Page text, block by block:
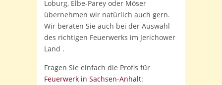
Loburg, Elbe-Parey oder Möser
übernehmen wir natürlich auch gern.
Wir beraten Sie auch bei der Auswahl
des richtigen Feuerwerks im Jerichower
Land .
Fragen Sie einfach die Profis für
Feuerwerk in Sachsen-Anhalt: